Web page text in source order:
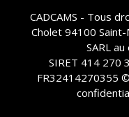
CADCAMS - Tous
Cholet 94100
SARL
SIRET 414 270
FR32414270355